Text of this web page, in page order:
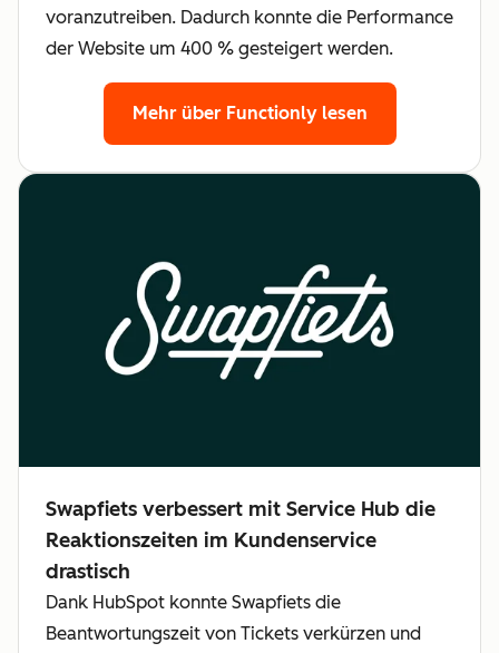
voranzutreiben. Dadurch konnte die Performance
der Website um 400 % gesteigert werden.
Mehr über Functionly lesen
Swapfiets verbessert mit Service Hub die
Reaktionszeiten im Kundenservice
drastisch
Dank HubSpot konnte Swapfiets die
Beantwortungszeit von Tickets verkürzen und